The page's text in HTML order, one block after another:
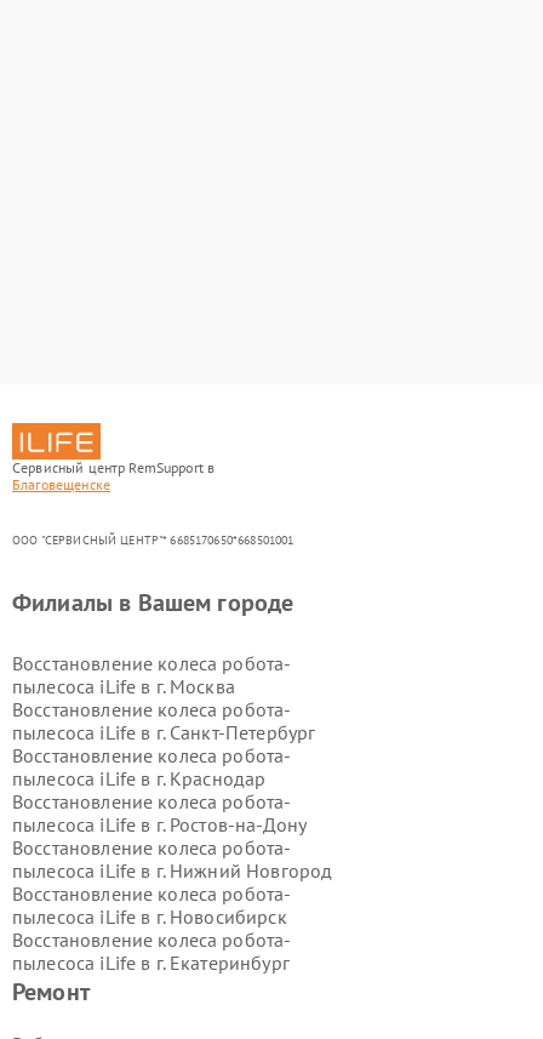
Сервисный центр RemSupport в
Благовещенске
ООО "СЕРВИСНЫЙ ЦЕНТР"* 6685170650*668501001
Ремонт
Филиалы в Вашем городе
Восстановление колеса робота-
пылесоса iLife в г. Москва
Восстановление колеса робота-
пылесоса iLife в г. Санкт-Петербург
Восстановление колеса робота-
пылесоса iLife в г. Краснодар
Восстановление колеса робота-
пылесоса iLife в г. Ростов-на-Дону
Восстановление колеса робота-
пылесоса iLife в г. Нижний Новгород
Восстановление колеса робота-
пылесоса iLife в г. Новосибирск
Восстановление колеса робота-
пылесоса iLife в г. Екатеринбург
Восстановление колеса робота-
пылесоса iLife в г.
Восстановление колеса робота-